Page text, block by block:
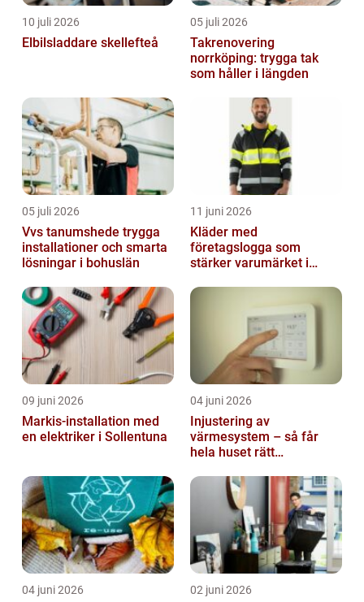
10 juli 2026
Elbilsladdare skellefteå
05 juli 2026
Takrenovering
norrköping: trygga tak
som håller i längden
05 juli 2026
Vvs tanumshede trygga
installationer och smarta
lösningar i bohuslän
11 juni 2026
Kläder med
företagslogga som
stärker varumärket i
09 juni 2026
Markis-installation med
en elektriker i Sollentuna
04 juni 2026
Injustering av
värmesystem – så får
hela huset rätt
04 juni 2026 02 juni 2026